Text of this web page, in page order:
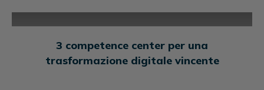
3 competence center per una
trasformazione digitale vincente